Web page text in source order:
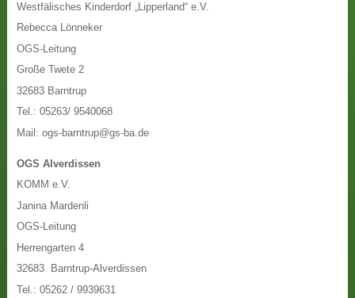
Westfälisches Kinderdorf „Lipperland“ e.V.
Rebecca Lönneker
OGS-Leitung
Große Twete 2
32683 Barntrup
Tel.: 05263/ 9540068
Mail: ogs-barntrup@gs-ba.de
OGS Alverdissen
KOMM e.V.
Janina Mardenli
OGS-Leitung
Herrengarten 4
32683 Barntrup-Alverdissen
Tel.: 05262 / 9939631